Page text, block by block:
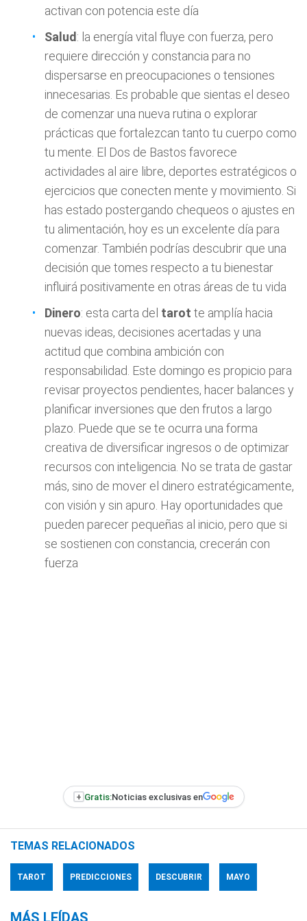
activan con potencia este día
Salud: la energía vital fluye con fuerza, pero
requiere dirección y constancia para no
dispersarse en preocupaciones o tensiones
innecesarias. Es probable que sientas el deseo
de comenzar una nueva rutina o explorar
prácticas que fortalezcan tanto tu cuerpo como
tu mente. El Dos de Bastos favorece
actividades al aire libre, deportes estratégicos o
ejercicios que conecten mente y movimiento. Si
has estado postergando chequeos o ajustes en
tu alimentación, hoy es un excelente día para
comenzar. También podrías descubrir que una
decisión que tomes respecto a tu bienestar
influirá positivamente en otras áreas de tu vida
Dinero: esta carta del tarot te amplía hacia
nuevas ideas, decisiones acertadas y una
actitud que combina ambición con
responsabilidad. Este domingo es propicio para
revisar proyectos pendientes, hacer balances y
planificar inversiones que den frutos a largo
plazo. Puede que se te ocurra una forma
creativa de diversificar ingresos o de optimizar
recursos con inteligencia. No se trata de gastar
más, sino de mover el dinero estratégicamente,
con visión y sin apuro. Hay oportunidades que
pueden parecer pequeñas al inicio, pero que si
se sostienen con constancia, crecerán con
fuerza
+ Gratis:Noticias exclusivas en
TEMAS RELACIONADOS
TAROT PREDICCIONES DESCUBRIR MAYO